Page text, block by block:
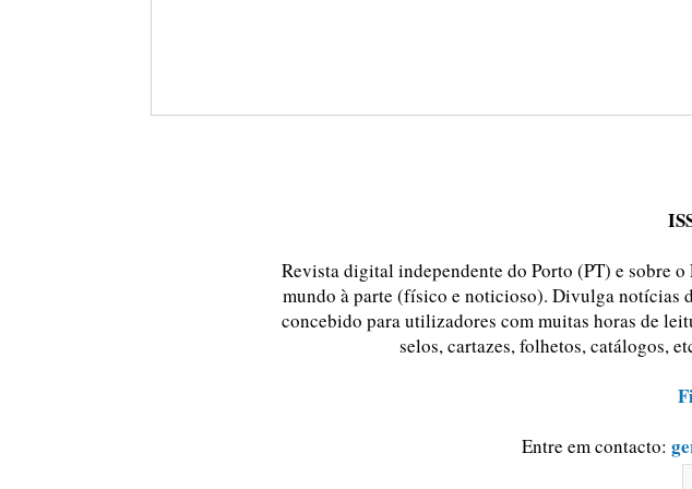
Revista digital independente do Porto (PT) e sobre
mundo à parte (físico e noticioso). Divulga notícias
concebido para utilizadores com muitas horas de
selos, cartazes, folhetos, catálogos,
Entre em contacto: